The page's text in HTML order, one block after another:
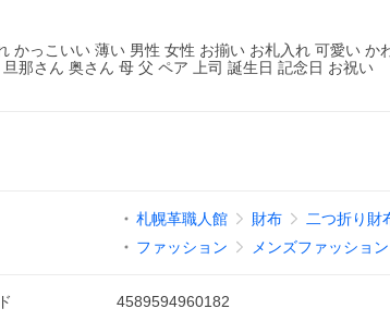
かっこいい 薄い 男性 女性 お揃い お札入れ 可愛い
那さん 奥さん 母 父 ペア 上司 誕生日 記念日 お祝い
札幌革職人館 財布
二つ折り財
ファッション
メンズファッション
4589594960182